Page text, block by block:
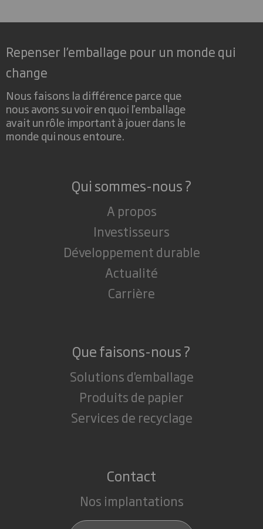
Repenser l’emballage pour un monde qui
change
Nous faisons la différence parce que
nous avons su voir en quoi l'emballage
avait un rôle important à jouer dans le
monde qui nous entoure.
Qui sommes-nous ?
A propos
Investisseurs
Développement durable
Actualité
Carrière
Que faisons-nous ?
Solutions d'emballage
Produits de papier
Services de recyclage
Contact
Nos implantations